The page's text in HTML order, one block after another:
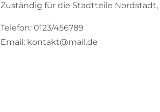
Zuständig für die Stadtteile
Telefon: 0123/456789
Email: kontakt@mail.de